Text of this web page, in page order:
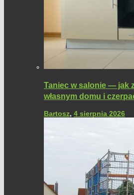
Taniec w salonie — jak
własnym domu i
Bartosz, 4 sierpnia 2026